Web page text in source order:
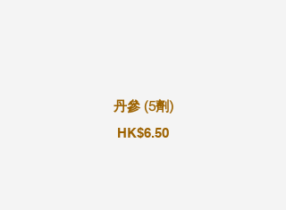
丹參 (5劑)
HK$6.50